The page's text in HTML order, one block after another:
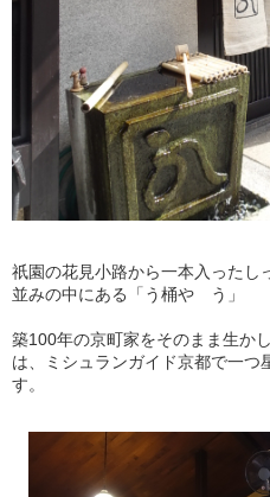
祇園の花見小路から一本入ったし
並みの中にある「う桶や う」
築100年の京町家をそのまま生か
は、ミシュランガイド京都で一つ
す。